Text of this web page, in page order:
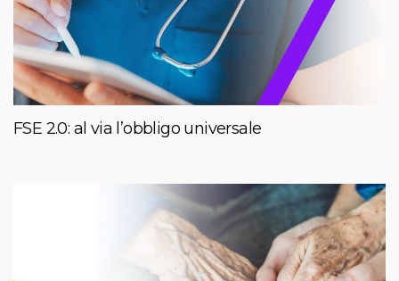
FSE 2.0: al via l’obbligo universale